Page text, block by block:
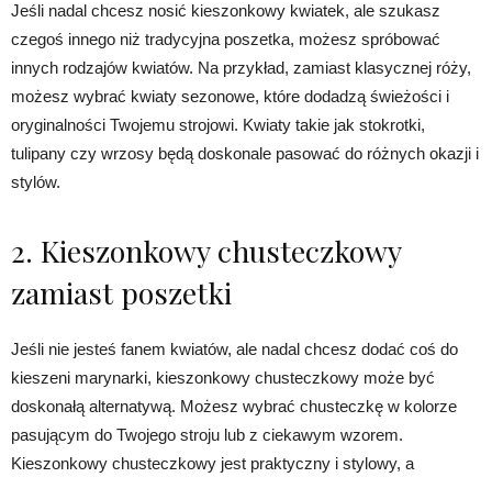
Jeśli nadal chcesz nosić kieszonkowy kwiatek, ale szukasz
czegoś innego niż tradycyjna poszetka, możesz spróbować
innych rodzajów kwiatów. Na przykład, zamiast klasycznej róży,
możesz wybrać kwiaty sezonowe, które dodadzą świeżości i
oryginalności Twojemu strojowi. Kwiaty takie jak stokrotki,
tulipany czy wrzosy będą doskonale pasować do różnych okazji i
stylów.
2. Kieszonkowy chusteczkowy
zamiast poszetki
Jeśli nie jesteś fanem kwiatów, ale nadal chcesz dodać coś do
kieszeni marynarki, kieszonkowy chusteczkowy może być
doskonałą alternatywą. Możesz wybrać chusteczkę w kolorze
pasującym do Twojego stroju lub z ciekawym wzorem.
Kieszonkowy chusteczkowy jest praktyczny i stylowy, a